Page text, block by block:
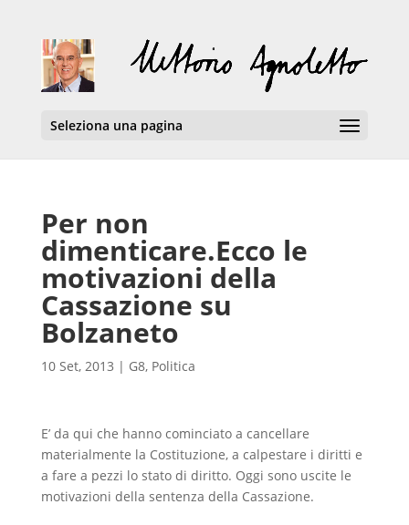
Seleziona una pagina
Per non
dimenticare.Ecco le
motivazioni della
Cassazione su
Bolzaneto
10 Set, 2013 | G8, Politica
E’ da qui che hanno cominciato a cancellare
materialmente la Costituzione, a calpestare i diritti e
a fare a pezzi lo stato di diritto. Oggi sono uscite le
motivazioni della sentenza della Cassazione.